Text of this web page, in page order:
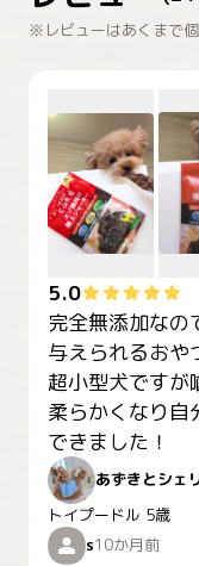
※レビューはあくまで個
5.0
完全無添加な
与えられるおや
超小型犬です
柔らかくなり
あずきとシェ
トイプードル 5歳
s10か月前